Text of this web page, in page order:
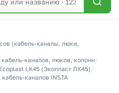
(кабель-каналы, люки,
каналов, люков, колонн/
LK45 (Экопласт ЛК45) /
каналов INSTA